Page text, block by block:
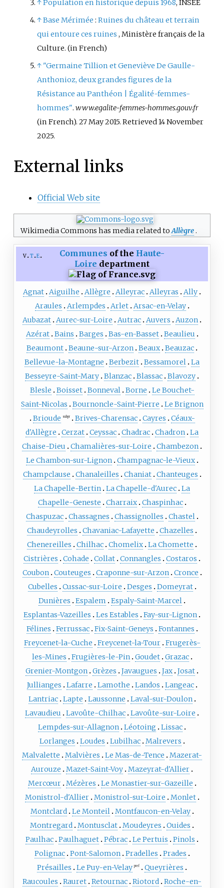
↑Population en historique depuis 1968, INSEE
↑Base Mérimée :Ruines du château et terrain
qui entoure ces ruines , Ministère français de la
Culture.(in French)
↑ "Germaine Tillion et Geneviève De Gaulle-
Anthonioz, deux grandes figures de la
Résistance au Panthéon | Égalité-femmes-
hommes".www.egalite-femmes-hommes.gouv.fr
(in French). 27 May 2015. Retrieved14 November
2025.
External links
Official Web site
Wikimedia Commons has media related toAllègre.
v t e Communes of the Haute-
Loire department
Agnat Aiguilhe Allègre Alleyrac Alleyras
Ally
Araules
Arlempdes Arlet Arsac-en-Velay
Aubazat Aurec-sur-Loire Autrac Auvers
Auzon
Azérat Bains Barges Bas-en-Basset Beaulieu
Beaumont Beaune-sur-Arzon Beaux Beauzac
Bellevue-la-Montagne
Berbezit Bessamorel La
Besseyre-Saint-Mary Blanzac Blassac Blavozy
Blesle
Boisset Bonneval Borne
Le Bouchet-
Saint-Nicolas
Bournoncle-Saint-Pierre
Le Brignon
Brioude
subpr Brives-Charensac Cayres
Céaux-
d'Allègre
Cerzat Ceyssac Chadrac Chadron La
Chaise-Dieu
Chamalières-sur-Loire
Chambezon
Le Chambon-sur-Lignon Champagnac-le-Vieux
Champclause
Chanaleilles Chaniat Chanteuges
La Chapelle-Bertin La Chapelle-d'Aurec La
Chapelle-Geneste
Charraix Chaspinhac
Chaspuzac Chassagnes Chassignolles
Chastel
Chaudeyrolles
Chavaniac-Lafayette
Chazelles
Chenereilles
Chilhac Chomelix La Chomette
Cistrières
Cohade Collat Connangles
Costaros
Coubon Couteuges Craponne-sur-Arzon Cronce
Cubelles
Cussac-sur-Loire Desges
Domeyrat
Dunières
Espalem
Espaly-Saint-Marcel
Esplantas-Vazeilles
Les Estables
Fay-sur-Lignon
Félines
Ferrussac Fix-Saint-Geneys
Fontannes
Freycenet-la-Cuche
Freycenet-la-Tour Frugerès-
les-Mines
Frugières-le-Pin Goudet Grazac
Grenier-Montgon Grèzes Javaugues Jax Josat
Jullianges
Lafarre Lamothe Landos
Langeac
Lantriac Lapte Laussonne
Laval-sur-Doulon
Lavaudieu
Lavoûte-Chilhac Lavoûte-sur-Loire
Lempdes-sur-Allagnon Léotoing
Lissac
Lorlanges
Loudes Lubilhac Malrevers
Malvalette
Malvières Le Mas-de-Tence
Mazerat-
Aurouze
Mazet-Saint-Voy Mazeyrat-d'Allier
Mercœur Mézères
Le Monastier-sur-Gazeille
Monistrol-d'Allier Monistrol-sur-Loire
Monlet
Montclard Le Monteil Montfaucon-en-Velay
Montregard Montusclat Moudeyres
Ouides
Paulhac Paulhaguet Pébrac Le Pertuis
Pinols
Polignac Pont-Salomon Pradelles
Prades
Présailles
Le Puy-en-Velay pref
Queyrières
Raucoules
Rauret Retournac Riotord Roche-en-